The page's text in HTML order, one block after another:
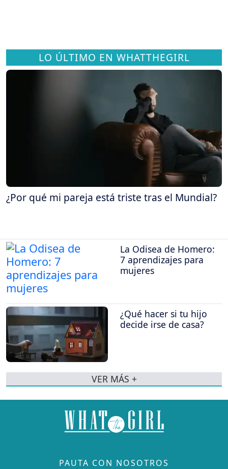
LO ÚLTIMO EN WHATTHEGIRL
¿Por qué mi pareja está triste tras el Mundial?
La Odisea de Homero:
7 aprendizajes para
mujeres
¿Qué hacer si tu hijo
decide irse de casa?
VER MÁS +
PAUTA CON NOSOTROS